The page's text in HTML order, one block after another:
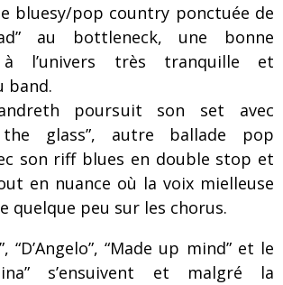
bluesy/pop country ponctuée de
au bottleneck, une bonne
à l’univers très tranquille et
band.
poursuit son set avec
the glass”, autre ballade pop
son riff blues en double stop et
en nuance où la voix mielleuse
quelque peu sur les chorus.
“D’Angelo”, “Made up mind” et le
s’ensuivent et malgré la